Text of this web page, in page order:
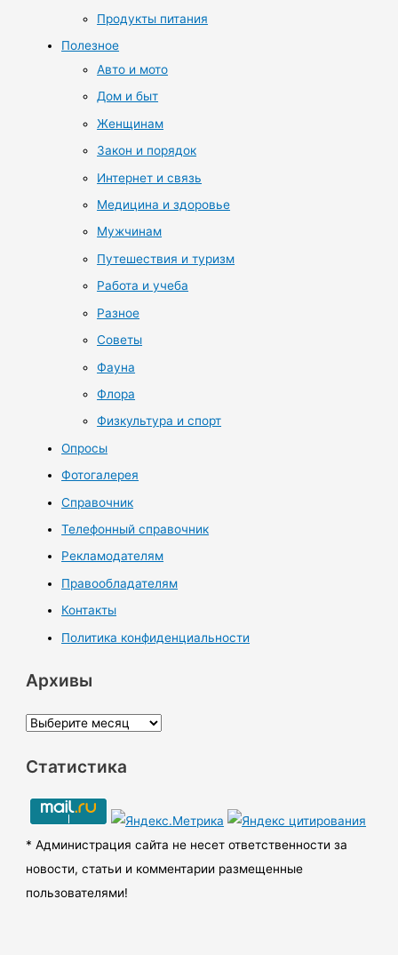
Продукты питания
Полезное
Авто и мото
Дом и быт
Женщинам
Закон и порядок
Интернет и связь
Медицина и здоровье
Мужчинам
Путешествия и туризм
Работа и учеба
Разное
Советы
Фауна
Флора
Физкультура и спорт
Опросы
Фотогалерея
Справочник
Телефонный справочник
Рекламодателям
Правообладателям
Контакты
Политика конфиденциальности
Архивы
А
х
ы
Статистика
* Администрация сайта не несет ответственности за
новости, статьи и комментарии размещенные
пользователями!